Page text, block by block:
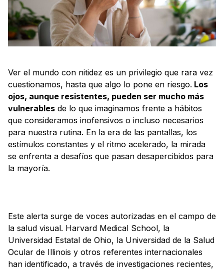
Ver el mundo con nitidez es un privilegio que rara vez
cuestionamos, hasta que algo lo pone en riesgo. Los
ojos, aunque resistentes, pueden ser mucho más
vulnerables de lo que imaginamos frente a hábitos
que consideramos inofensivos o incluso necesarios
para nuestra rutina. En la era de las pantallas, los
estímulos constantes y el ritmo acelerado, la mirada
se enfrenta a desafíos que pasan desapercibidos para
la mayoría.
Este alerta surge de voces autorizadas en el campo de
la salud visual. Harvard Medical School, la
Universidad Estatal de Ohio, la Universidad de la Salud
Ocular de Illinois y otros referentes internacionales
han identificado, a través de investigaciones recientes,